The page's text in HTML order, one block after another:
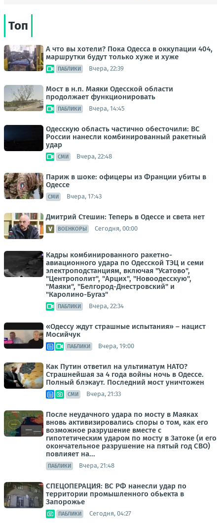
Топ
А что вы хотели? Пока Одесса в оккупации 404,
маршрутки будут только хуже и хуже
ПАБЛИКИ Вчера, 22:39
Мост в н.п. Маяки Одесской области
продолжает функционировать
ПАБЛИКИ Вчера, 14:45
Одесскую область частично обесточили: ВС
России нанесли комбинированный ракетный
удар
СМИ Вчера, 22:48
Париж в шоке: офицеры из Франции убиты в
Одессе
СМИ Вчера, 17:43
Дмитрий Стешин: Теперь в Одессе и света нет
ВОЕНКОРЫ Сегодня, 00:00
Кадры комбинированного ракетно-
авиационного удара по Одесской ТЭЦ и семи
электроподстанциям, включая "Усатово",
"Центрополит", "Арцих", "Новоодесскую",
"Маяки", "Белгород-Днестровский" и
"Каролино-Бугаз"
ПАБЛИКИ Вчера, 22:34
«Одессу ждут страшные испытания» – нацист
Мосийчук
ПАБЛИКИ Вчера, 19:00
Как Путин ответил на ультиматум НАТО?
Страшнейшая за 4 года войны ночь в Одессе.
Полный блэкаут. Последний мост уничтожен
СМИ Вчера, 21:33
После неудачного удара по мосту в Маяках
вновь активизировались споры о том, как его
возможное разрушение вместе с
гипотетическим ударом по мосту в Затоке (и его
окончательное разрушение на пятый год СВО)
повлияет на...
ПАБЛИКИ Вчера, 21:48
СПЕЦОПЕРАЦИЯ: ВС РФ нанесли удар по
территории промышленного обьекта в
Запорожье
ПАБЛИКИ Сегодня, 04:27